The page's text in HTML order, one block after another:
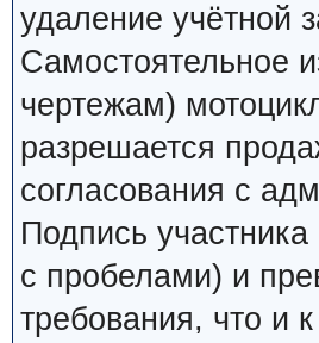
удаление учётной
Самостоятельное
чертежам)
разрешается
согласования с
Подпись
с пробелами) и
требования, что и